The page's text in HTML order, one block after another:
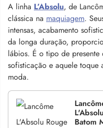
A linha L’Absolu, de
clássica na maquiagem.
intensas, acabamento
da longa duração,
lábios. É o tipo de
sofisticação e aquele toque
moda.
Batom